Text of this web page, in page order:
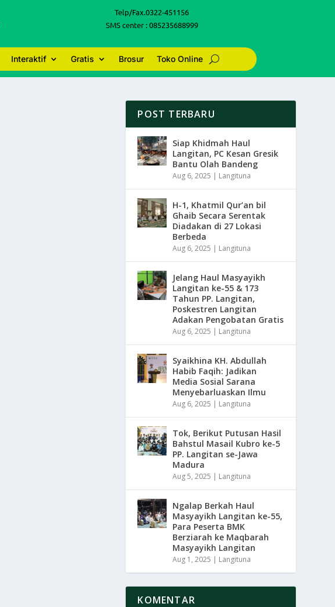
Telp/Fax.0322-451156
SMS center : 085235688999
Interaktif Gratis Brosur Toko Online
POST TERBARU
Siap Khidmah Haul
Langitan, PC Kesan Gresik
Bantu Olah Bandeng
Aug 6, 2025 | Langituna
H-1, Khatmil Qur’an bil
Ghaib Secara Serentak
Diadakan di 27 Lokasi
Berbeda
Aug 6, 2025 | Langituna
Jelang Haul Masyayikh
Langitan ke-55 & 173
Tahun PP. Langitan,
Poskestren Langitan
Adakan Pengobatan Gratis
Aug 6, 2025 | Langituna
Syaikhina KH. Abdullah
Habib Faqih: Jadikan
Media Sosial Sarana
Menyebarluaskan Ilmu
Aug 6, 2025 | Langituna
Tok, Berikut Putusan Hasil
Bahstul Masail Kubro ke-5
PP. Langitan se-Jawa
Madura
Aug 5, 2025 | Langituna
Ngalap Berkah Haul
Masyayikh Langitan ke-55,
Para Peserta BMK
Berziarah ke Maqbarah
Masyayikh Langitan
Aug 1, 2025 | Langituna
KOMENTAR